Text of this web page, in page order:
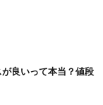
が良いって本当？値段